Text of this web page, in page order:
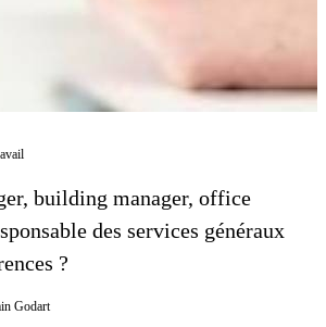
building manager, office
des services généraux
?
Godart